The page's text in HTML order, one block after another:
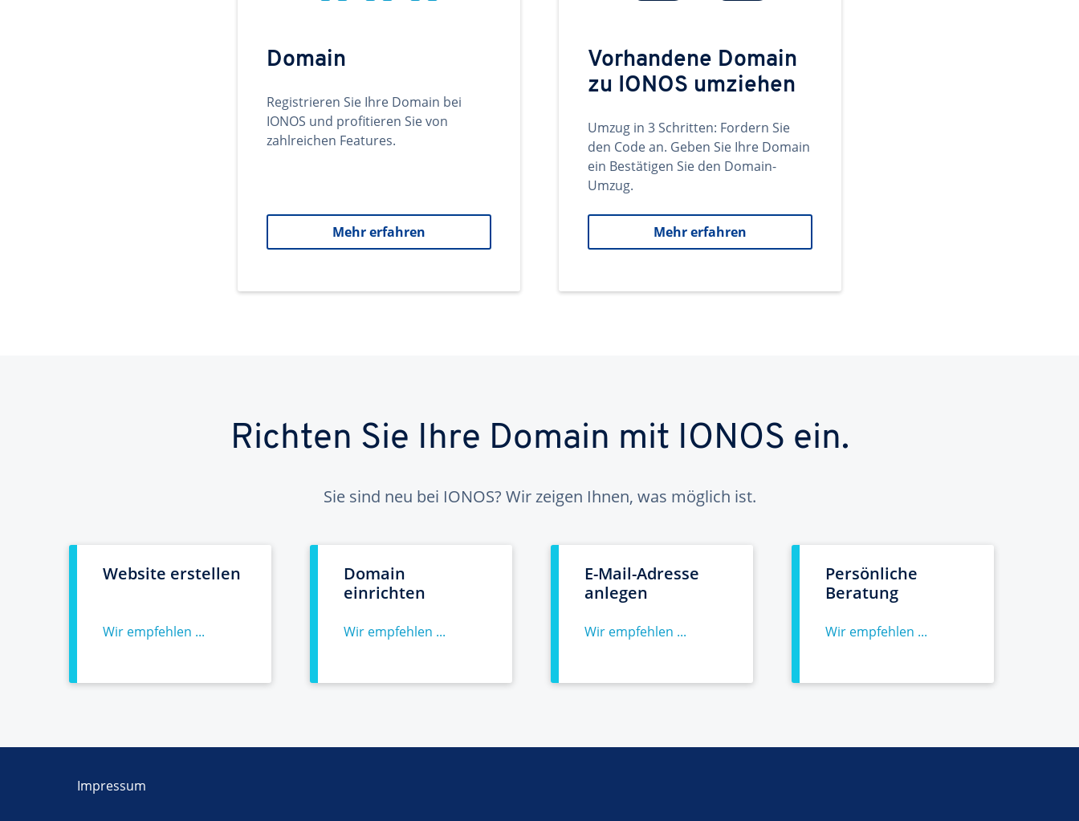
Domain
Registrieren Sie Ihre Domain bei
IONOS und profitieren Sie von
zahlreichen Features.
Mehr erfahren
Vorhandene Domain
zu IONOS umziehen
Umzug in 3 Schritten: Fordern Sie
den Code an. Geben Sie Ihre Domain
ein Bestätigen Sie den Domain-
Umzug.
Mehr erfahren
Richten Sie Ihre Domain mit IONOS ein.
Sie sind neu bei IONOS? Wir zeigen Ihnen, was möglich ist.
Website erstellen
Wir empfehlen ...
Domain
einrichten
Wir empfehlen ...
E-Mail-Adresse
anlegen
Wir empfehlen ...
Persönliche
Beratung
Wir empfehlen ...
Impressum